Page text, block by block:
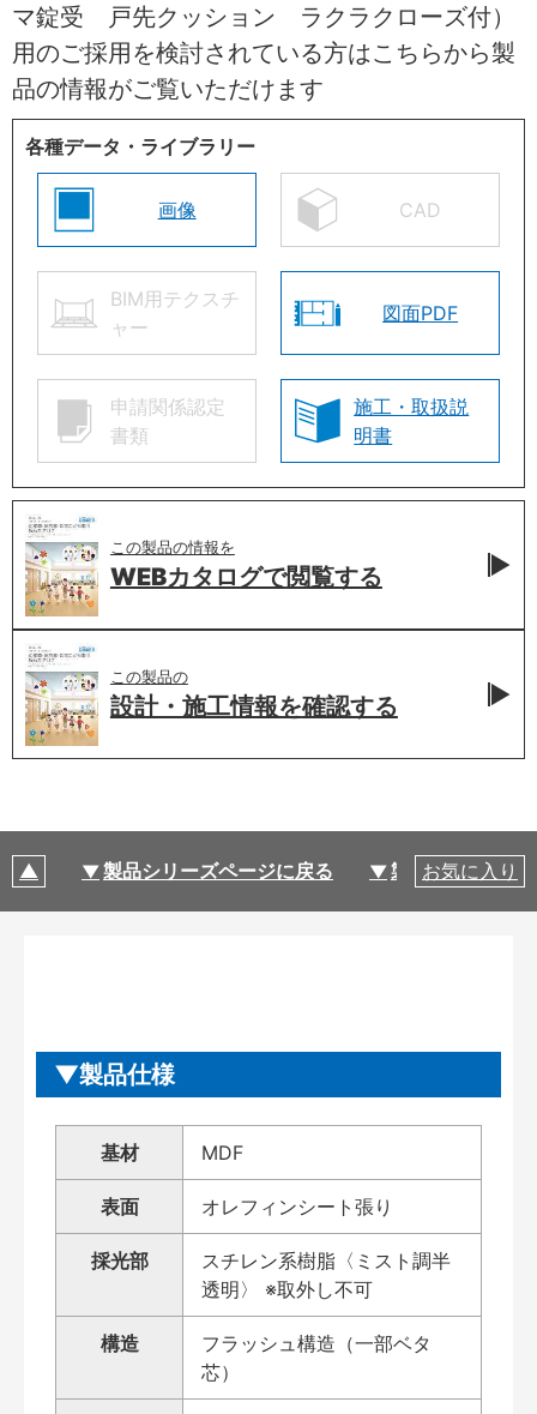
マ錠受 戸先クッション ラクラクローズ付）
用のご採用を検討されている方はこちらから製
品の情報がご覧いただけます
各種データ・ライブラリー
画像 CAD
BIM用テクスチ
ャー
図面PDF
申請関係認定
書類
施工・取扱説
明書
この製品の情報を
WEBカタログで閲覧する
この製品の
設計・施工情報を確認する
製品シリーズページに戻る 製品仕様
お気に入り
製品仕様
基材 MDF
表面 オレフィンシート張り
採光部
スチレン系樹脂〈ミスト調半
透明〉 ※取外し不可
構造
フラッシュ構造（一部ベタ
芯）